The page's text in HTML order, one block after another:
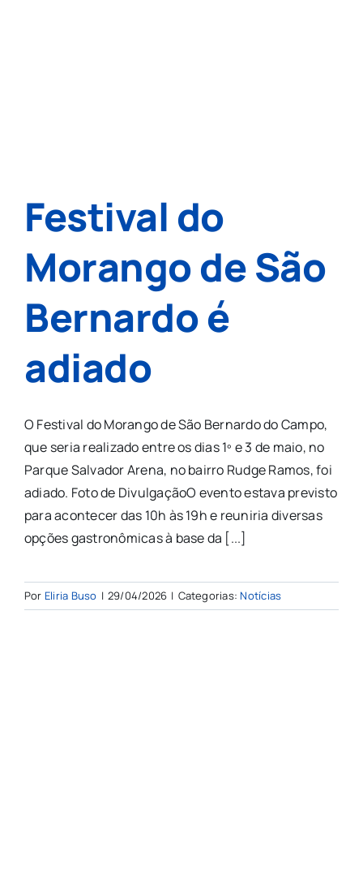
Festival do
Morango de São
Bernardo é
adiado
O Festival do Morango de São Bernardo do Campo,
que seria realizado entre os dias 1º e 3 de maio, no
Parque Salvador Arena, no bairro Rudge Ramos, foi
adiado. Foto de DivulgaçãoO evento estava previsto
para acontecer das 10h às 19h e reuniria diversas
opções gastronômicas à base da [...]
Por Eliria Buso | 29/04/2026 | Categorias:Notícias